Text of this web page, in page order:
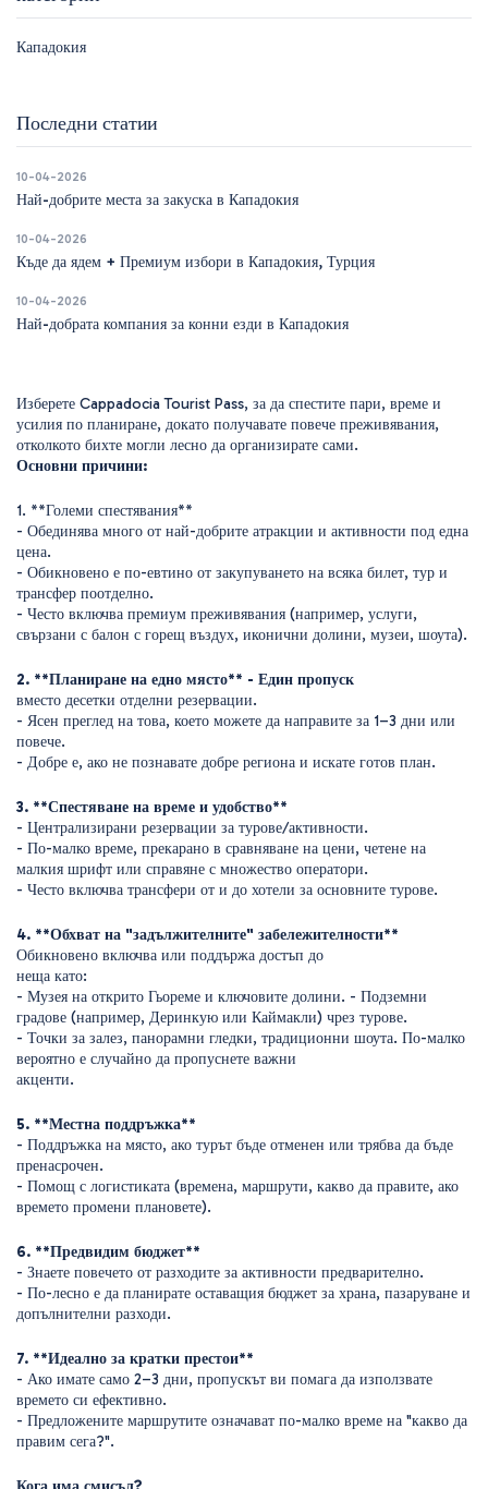
Изберете Cappadocia Tourist Pass, за да спестите пари, време и
усилия по планиране, докато получавате повече преживявания,
отколкото бихте могли лесно да организирате сами.
Основни причини:
1. **Големи спестявания**
- Обединява много от най-добрите атракции и активности под една
цена.
- Обикновено е по-евтино от закупуването на всяка билет, тур и
трансфер поотделно.
- Често включва премиум преживявания (например, услуги,
свързани с балон с горещ въздух, иконични долини, музеи, шоута).
2. **Планиране на едно място** - Един пропуск
вместо десетки отделни резервации.
- Ясен преглед на това, което можете да направите за 1–3 дни или
повече.
- Добре е, ако не познавате добре региона и искате готов план.
3. **Спестяване на време и удобство**
- Централизирани резервации за турове/активности.
- По-малко време, прекарано в сравняване на цени, четене на
малкия шрифт или справяне с множество оператори.
- Често включва трансфери от и до хотели за основните турове.
4. **Обхват на "задължителните" забележителности**
Обикновено включва или поддържа достъп до
неща като:
- Музея на открито Гьореме и ключовите долини. - Подземни
градове (например, Деринкую или Каймакли) чрез турове.
- Точки за залез, панорамни гледки, традиционни шоута. По-малко
вероятно е случайно да пропуснете важни
акценти.
5. **Местна поддръжка**
- Поддръжка на място, ако турът бъде отменен или трябва да бъде
пренасрочен.
- Помощ с логистиката (времена, маршрути, какво да правите, ако
времето промени плановете).
6. **Предвидим бюджет**
- Знаете повечето от разходите за активности предварително.
- По-лесно е да планирате оставащия бюджет за храна, пазаруване и
допълнителни разходи.
7. **Идеално за кратки престои**
- Ако имате само 2–3 дни, пропускът ви помага да използвате
времето си ефективно.
- Предложените маршрутите означават по-малко време на "какво да
правим сега?".
Кападокия
Последни статии
10-04-2026
Най-добрите места за закуска в Кападокия
10-04-2026
Къде да ядем + Премиум избори в Кападокия, Турция
10-04-2026
Най-добрата компания за конни езди в Кападокия